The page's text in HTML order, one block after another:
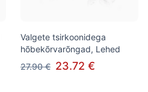
Valgete tsirkoonidega
hõbekõrvarõngad, Lehed
27.90 € 23.72 €